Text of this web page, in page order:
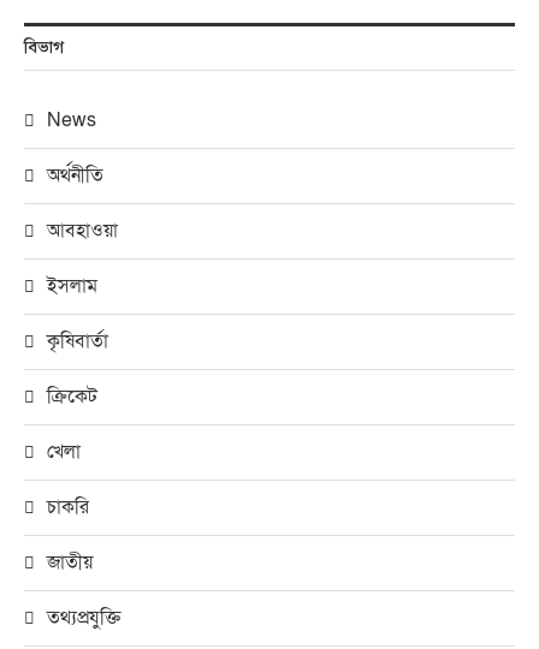
বিভাগ
News
অর্থনীতি
আবহাওয়া
ইসলাম
কৃষিবার্তা
ক্রিকেট
খেলা
চাকরি
জাতীয়
তথ্যপ্রযুক্তি